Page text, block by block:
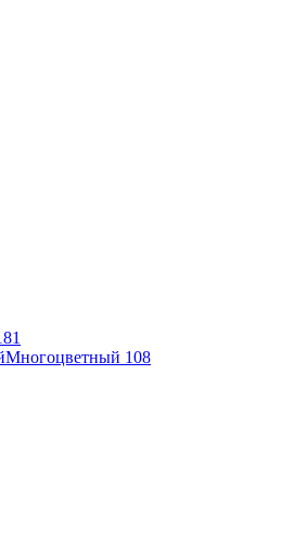
Многоцветный 108